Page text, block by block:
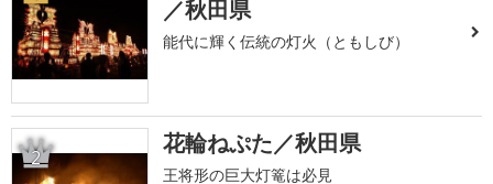
／秋田県
能代に輝く伝統の灯火（ともしび）
2 花輪ねぷた／秋田県
王将形の巨大灯篭は必見